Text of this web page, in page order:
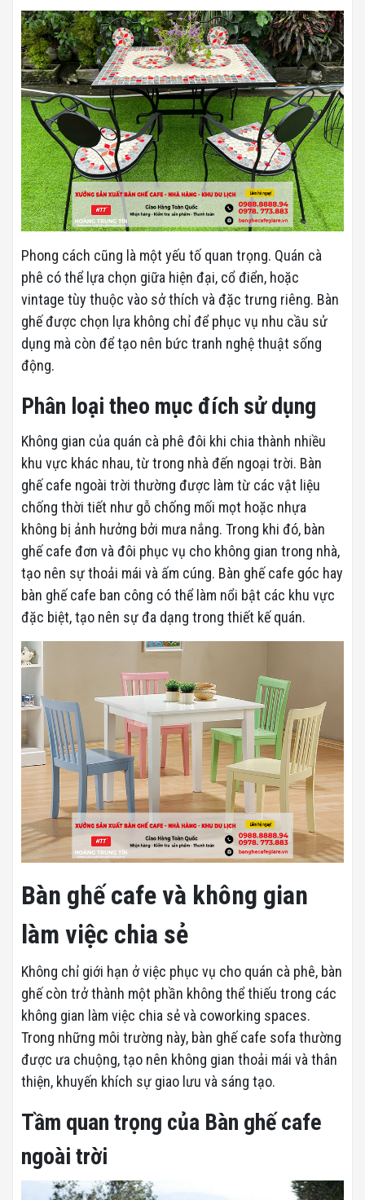
Phong cách cũng là một yếu tố quan trọng. Quán cà
phê có thể lựa chọn giữa hiện đại, cổ điển, hoặc
vintage tùy thuộc vào sở thích và đặc trưng riêng. Bàn
ghế được chọn lựa không chỉ để phục vụ nhu cầu sử
dụng mà còn để tạo nên bức tranh nghệ thuật sống
động.
Phân loại theo mục đích sử dụng
Không gian của quán cà phê đôi khi chia thành nhiều
khu vực khác nhau, từ trong nhà đến ngoại trời. Bàn
ghế cafe ngoài trời thường được làm từ các vật liệu
chống thời tiết như gỗ chống mối mọt hoặc nhựa
không bị ảnh hưởng bởi mưa nắng. Trong khi đó, bàn
ghế cafe đơn và đôi phục vụ cho không gian trong nhà,
tạo nên sự thoải mái và ấm cúng. Bàn ghế cafe góc hay
bàn ghế cafe ban công có thể làm nổi bật các khu vực
đặc biệt, tạo nên sự đa dạng trong thiết kế quán.
Bàn ghế cafe và không gian
làm việc chia sẻ
Không chỉ giới hạn ở việc phục vụ cho quán cà phê, bàn
ghế còn trở thành một phần không thể thiếu trong các
không gian làm việc chia sẻ và coworking spaces.
Trong những môi trường này, bàn ghế cafe sofa thường
được ưa chuộng, tạo nên không gian thoải mái và thân
thiện, khuyến khích sự giao lưu và sáng tạo.
Tầm quan trọng của Bàn ghế cafe
ngoài trời